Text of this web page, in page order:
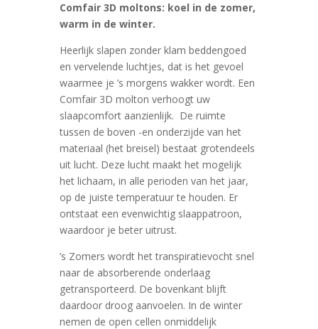
Comfair 3D moltons: koel in de zomer,
warm in de winter.
Heerlijk slapen zonder klam beddengoed
en vervelende luchtjes, dat is het gevoel
waarmee je ’s morgens wakker wordt. Een
Comfair 3D molton verhoogt uw
slaapcomfort aanzienlijk. De ruimte
tussen de boven -en onderzijde van het
materiaal (het breisel) bestaat grotendeels
uit lucht. Deze lucht maakt het mogelijk
het lichaam, in alle perioden van het jaar,
op de juiste temperatuur te houden. Er
ontstaat een evenwichtig slaappatroon,
waardoor je beter uitrust.
’s Zomers wordt het transpiratievocht snel
naar de absorberende onderlaag
getransporteerd. De bovenkant blijft
daardoor droog aanvoelen. In de winter
nemen de open cellen onmiddelijk